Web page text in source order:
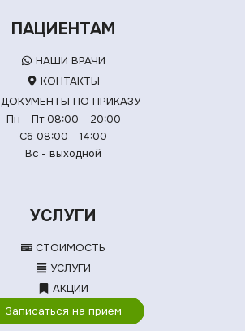
ПАЦИЕНТАМ
НАШИ ВРАЧИ
КОНТАКТЫ
ДОКУМЕНТЫ ПО ПРИКАЗУ
Пн - Пт 08:00 - 20:00
Сб 08:00 - 14:00
Вс - выходной
УСЛУГИ
СТОИМОСТЬ
УСЛУГИ
АКЦИИ
Записаться на прием